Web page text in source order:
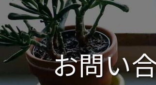
お問い